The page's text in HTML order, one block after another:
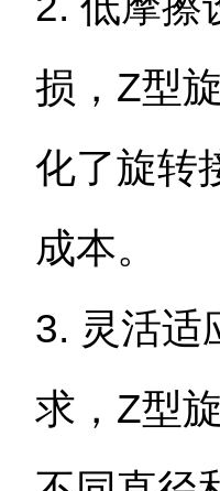
损，Z型
化了旋转
成本。
3. 灵活适
求，Z型